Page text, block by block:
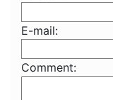
E-mail:
Comment: